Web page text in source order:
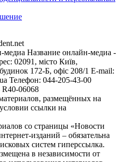
медиа Название онлайн-медиа -
02091, місто Київ,
172-Б, офіс 208/1 E-mail:
Телефон: 044-205-43-00
06068
размещённых на
ссылки на
со страницы «Новости
изданий – обязательна
систем гиперссылка.
в независимости от